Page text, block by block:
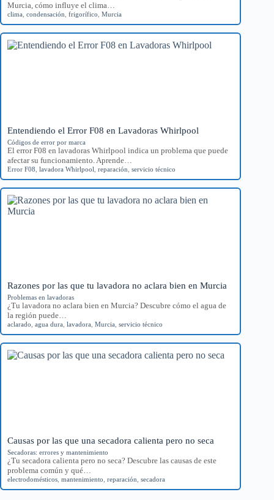
Murcia, cómo influye el clima…
clima condensación frigorífico Murcia
Entendiendo el Error F08 en Lavadoras Whirlpool
Códigos de error por marca
El error F08 en lavadoras Whirlpool indica un problema que puede
afectar su funcionamiento. Aprende…
Error F08 lavadora Whirlpool reparación servicio técnico
Razones por las que tu lavadora no aclara bien en Murcia
Problemas en lavadoras
¿Tu lavadora no aclara bien en Murcia? Descubre cómo el agua de
la región puede…
aclarado agua dura lavadora Murcia servicio técnico
Causas por las que una secadora calienta pero no seca
Secadoras: errores y mantenimiento
¿Tu secadora calienta pero no seca? Descubre las causas de este
problema común y qué…
electrodomésticos mantenimiento reparación secadora